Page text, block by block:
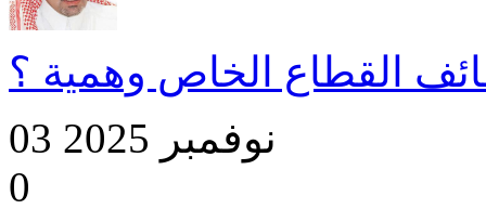
03 نوفمبر 2025
0